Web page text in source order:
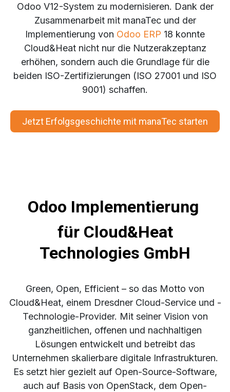
Odoo V12-System zu modernisieren. Dank der
Zusammenarbeit mit manaTec und der
Implementierung von Odoo ERP 18 konnte
Cloud&Heat nicht nur die Nutzerakzeptanz
erhöhen, sondern auch die Grundlage für die
beiden ISO-Zertifizierungen (ISO 27001 und ISO
9001) schaffen.
Jetzt Erfolgsgeschichte mit manaTec starten
Odoo Implementierung
für Cloud&Heat
Technologies GmbH
Green, Open, Efficient – so das Motto von
Cloud&Heat, einem Dresdner Cloud-Service und -
Technologie-Provider. Mit seiner Vision von
ganzheitlichen, offenen und nachhaltigen
Lösungen entwickelt und betreibt das
Unternehmen skalierbare digitale Infrastrukturen.
Es setzt hier gezielt auf Open-Source-Software,
auch auf Basis von OpenStack, dem Open-